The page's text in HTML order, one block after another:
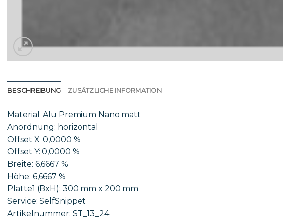
BESCHREIBUNG ZUSÄTZLICHE INFORMATION
Material: Alu Premium Nano matt
Anordnung: horizontal
Offset X: 0,0000 %
Offset Y: 0,0000 %
Breite: 6,6667 %
Höhe: 6,6667 %
Platte1 (BxH): 300 mm x 200 mm
Service: SelfSnippet
Artikelnummer: ST_13_24